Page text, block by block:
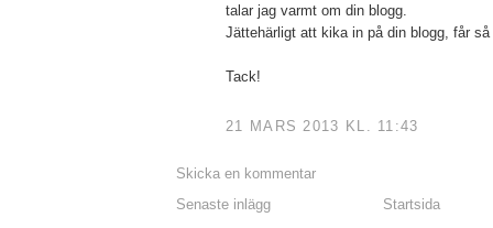
talar jag varmt om din blogg.
Jättehärligt att kika in på din blogg, får
Tack!
21 MARS 2013 KL. 11:43
Skicka en kommentar
Senaste inlägg
Startsida